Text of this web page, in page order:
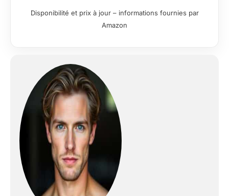
précise qui réduit les
mécaniques. Même à
est quatre fois
supérieure à celle du
moteur à balais et sa
consommation
d'énergie est réduite à
un quart, ce qui est
plus écologique et
économique.
【Entraînement
personnalisé】Ce
Disponibilité et prix à jour – informations fournies par
Amazon